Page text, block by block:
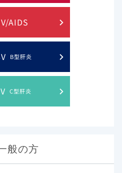
AIDS
B型肝炎
C型肝炎
般の方